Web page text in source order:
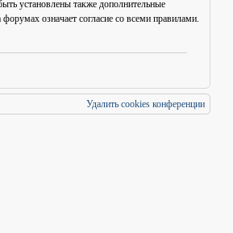
установлены также дополнительные
означает согласие со всеми правилами.
Удалить cookies конференции